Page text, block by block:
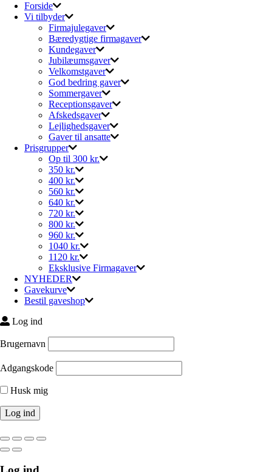
Forside
Vi tilbyder
Firmajulegaver
Bæredygtige firmagaver
Kundegaver
Jubilæumsgaver
Velkomstgaver
God bedring gaver
Sommergaver
Receptionsgaver
Afskedsgaver
Lejlighedsgaver
Gaver til ansatte
Prisgrupper
Op til 300 kr.
350 kr.
400 kr.
560 kr.
640 kr.
720 kr.
800 kr.
960 kr.
1040 kr.
1120 kr.
Eksklusive Firmagaver
NYHEDER
Gavekurve
Bestil gaveshop
Log ind
Brugernavn
Adgangskode
Husk mig